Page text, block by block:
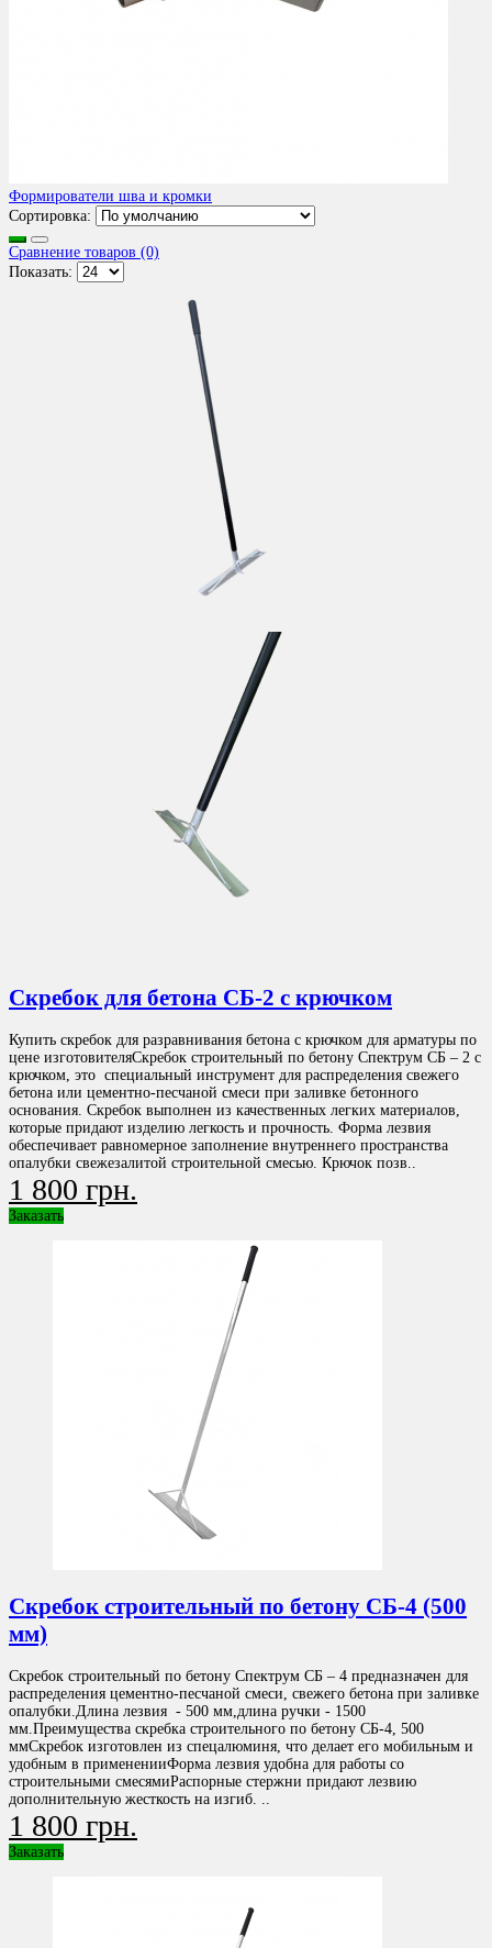
Формирователи шва и кромки
Сортировка:
Сравнение товаров (0)
Показать:
Скребок для бетона СБ-2 с крючком
Купить скребок для разравнивания бетона с крючком для арматуры по
цене изготовителяСкребок строительный по бетону Спектрум СБ – 2 с
крючком, это специальный инструмент для распределения свежего
бетона или цементно-песчаной смеси при заливке бетонного
основания. Скребок выполнен из качественных легких материалов,
которые придают изделию легкость и прочность. Форма лезвия
обеспечивает равномерное заполнение внутреннего пространства
опалубки свежезалитой строительной смесью. Крючок позв..
1 800 грн.
Заказать
Скребок строительный по бетону СБ-4 (500
мм)
Скребок строительный по бетону Спектрум СБ – 4 предназначен для
распределения цементно-песчаной смеси, свежего бетона при заливке
опалубки.Длина лезвия - 500 мм,длина ручки - 1500
мм.Преимущества скребка строительного по бетону СБ-4, 500
ммСкребок изготовлен из спецалюминя, что делает его мобильным и
удобным в примененииФорма лезвия удобна для работы со
строительными смесямиРаспорные стержни придают лезвию
дополнительную жесткость на изгиб. ..
1 800 грн.
Заказать